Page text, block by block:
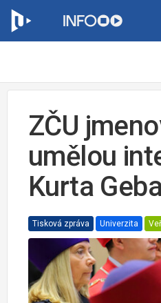
ZČU
umělou
Kurta
Tisková zpráva Univerzita